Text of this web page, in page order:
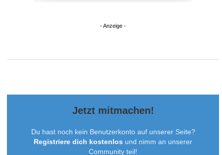
Jetzt mitmachen!
Du hast noch kein Benutzerkonto auf unserer Seite?
Registriere dich kostenlos und nimm an unserer
Community teil!